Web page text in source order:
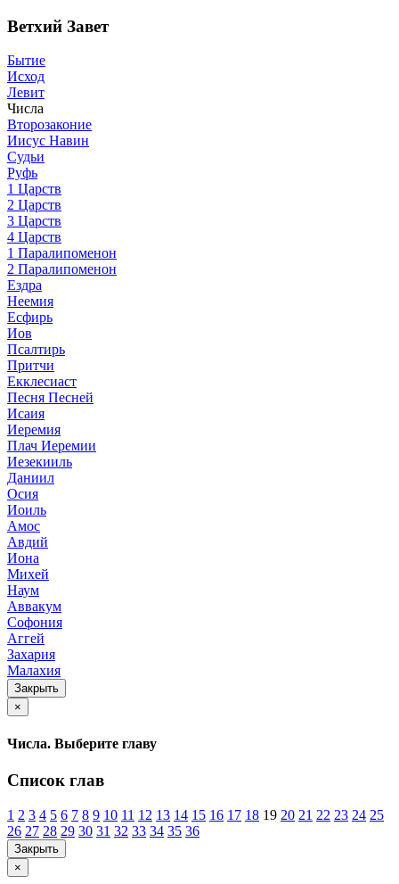
Ветхий Завет
Бытие
Исход
Левит
Числа
Второзаконие
Иисус Навин
Судьи
Руфь
1 Царств
2 Царств
3 Царств
4 Царств
1 Паралипоменон
2 Паралипоменон
Ездра
Неемия
Есфирь
Иов
Псалтирь
Притчи
Екклесиаст
Песня Песней
Исаия
Иеремия
Плач Иеремии
Иезекииль
Даниил
Осия
Иоиль
Амос
Авдий
Иона
Михей
Наум
Аввакум
Софония
Аггей
Захария
Малахия
Закрыть
×
Числа. Выберите главу
Список глав
1 2 3 4 5 6 7 8 9 10 11 12 13 14 15 16 17 18 19 20 21 22 23 24 25
26 27 28 29 30 31 32 33 34 35 36
Закрыть
×